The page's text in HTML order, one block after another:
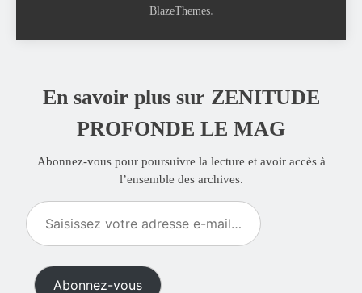
BlazeThemes.
En savoir plus sur ZENITUDE
PROFONDE LE MAG
Abonnez-vous pour poursuivre la lecture et avoir accès à
l’ensemble des archives.
Saisissez
votre
adresse
mail…Abonnez-vous